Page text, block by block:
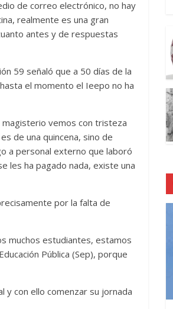
de correo electrónico, no hay
realmente es una gran
antes y de respuestas
59 señaló que a 50 días de la
el momento el Ieepo no ha
magisterio vemos con tristeza
de una quincena, sino de
a personal externo que laboró
les ha pagado nada, existe una
por la falta de
muchos estudiantes, estamos
Pública (Sep), porque
y con ello comenzar su jornada